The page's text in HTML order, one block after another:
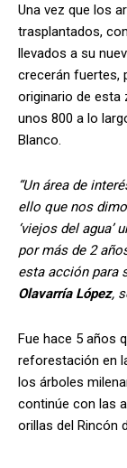
Una vez que los
trasplantados,
llevados a su
crecerán fuertes,
originario de esta
unos 800 a lo
Blanco.
“Un área de
ello que nos
‘viejos del
por más de 2
esta acción para
Olavarría López,
Fue hace 5 años
reforestación en
los árboles
continúe con las
orillas del Rincón